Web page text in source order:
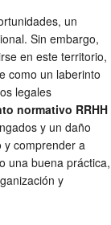
un
Sin embargo,
en este territorio,
como un laberinto
legales
normativo RRHH
y un daño
y comprender a
una buena práctica,
y